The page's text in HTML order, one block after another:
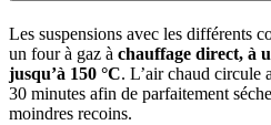
Les suspensions avec les différents
un four à gaz à chauffage direct, à
jusqu’à 150 °C. L’air chaud circule
30 minutes afin de parfaitement
moindres recoins.